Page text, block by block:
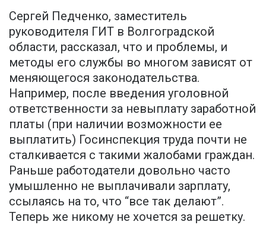
Сергей Педченко, заместитель
руководителя ГИТ в Волгоградской
области, рассказал, что и проблемы, и
методы его службы во многом зависят от
меняющегося законодательства.
Например, после введения уголовной
ответственности за невыплату заработной
платы (при наличии возможности ее
выплатить) Госинспекция труда почти не
сталкивается с такими жалобами граждан.
Раньше работодатели довольно часто
умышленно не выплачивали зарплату,
ссылаясь на то, что “все так делают”.
Теперь же никому не хочется за решетку.